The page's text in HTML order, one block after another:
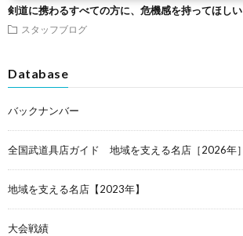
剣道に携わるすべての方に、危機感を持ってほしい
スタッフブログ
Database
バックナンバー
全国武道具店ガイド 地域を支える名店［2026年］
地域を支える名店【2023年】
大会戦績